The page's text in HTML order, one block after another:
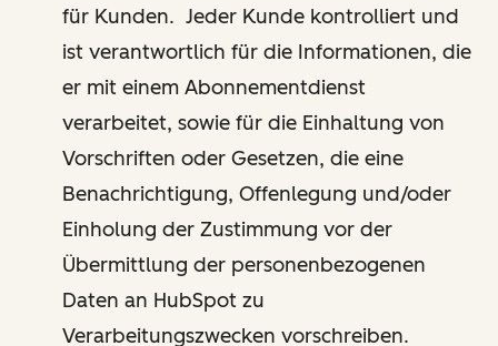
für Kunden. Jeder Kunde kontrolliert und
ist verantwortlich für die Informationen, die
er mit einem Abonnementdienst
verarbeitet, sowie für die Einhaltung von
Vorschriften oder Gesetzen, die eine
Benachrichtigung, Offenlegung und/oder
Einholung der Zustimmung vor der
Übermittlung der personenbezogenen
Daten an HubSpot zu
Verarbeitungszwecken vorschreiben.